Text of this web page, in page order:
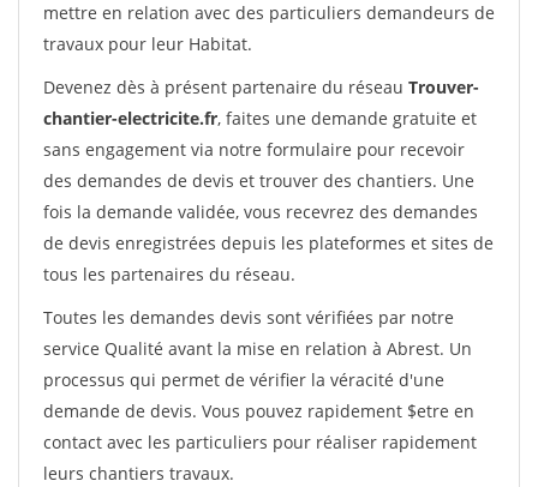
mettre en relation avec des particuliers demandeurs de
travaux pour leur Habitat.
Devenez dès à présent partenaire du réseau Trouver-
chantier-electricite.fr, faites une demande gratuite et
sans engagement via notre formulaire pour recevoir
des demandes de devis et trouver des chantiers. Une
fois la demande validée, vous recevrez des demandes
de devis enregistrées depuis les plateformes et sites de
tous les partenaires du réseau.
Toutes les demandes devis sont vérifiées par notre
service Qualité avant la mise en relation à Abrest. Un
processus qui permet de vérifier la véracité d'une
demande de devis. Vous pouvez rapidement $etre en
contact avec les particuliers pour réaliser rapidement
leurs chantiers travaux.